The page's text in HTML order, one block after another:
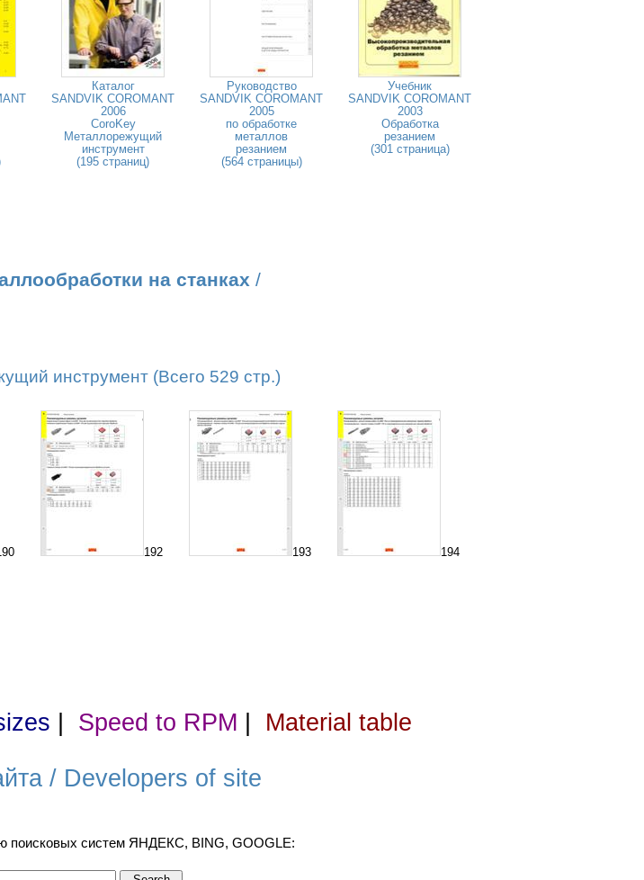
Каталог
SANDVIK COROMANT
2006
CoroKey
Металлорежущий
инструмент
(195 страниц)
Руководство
SANDVIK COROMANT
2005
по обработке
металлов
резанием
(564 страницы)
Учебник
SANDVIK COROMANT
2003
Обработка
резанием
(301 страница)
на станках /
инструмент (Всего 529 стр.)
192 193 194
Speed to RPM Material table
/ Developers of site
поисковых систем ЯНДЕКС, BING, GOOGLE: